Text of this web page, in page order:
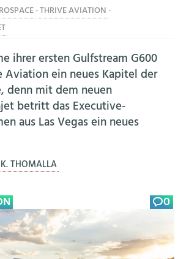
-THRIVE AVIATION -
ihrer ersten Gulfstream G600
Aviation ein neues Kapitel der
denn mit dem neuen
betritt das Executive-
aus Las Vegas ein neues
THOMALLA
0